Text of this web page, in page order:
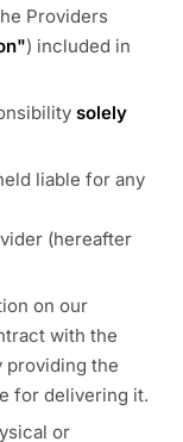
Providers
) included in
solely
liable for any
(hereafter
on our
with the
providing the
for delivering it.
or